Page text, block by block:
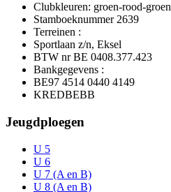
Clubkleuren: groen-rood-groen
Stamboeknummer 2639
Terreinen :
Sportlaan z/n, Eksel
BTW nr BE 0408.377.423
Bankgegevens :
BE97 4514 0440 4149
KREDBEBB
Jeugdploegen
U 5
U 6
U 7 (A en B)
U 8 (A en B)